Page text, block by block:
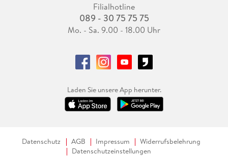
Filialhotline
089 - 30 75 75 75
Mo. - Sa. 9.00 - 18.00 Uhr
Laden Sie unsere App herunter.
Datenschutz AGB Impressum
Widerrufsbelehrung
Datenschutzeinstellungen